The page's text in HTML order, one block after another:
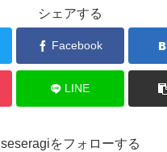
シェアする
Facebook
LINE
seseragiをフォローする